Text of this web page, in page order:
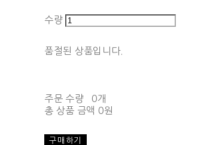
수량
품절된 상품입니다.
주문 수량
0개
총 상품 금액 0원
구매하기